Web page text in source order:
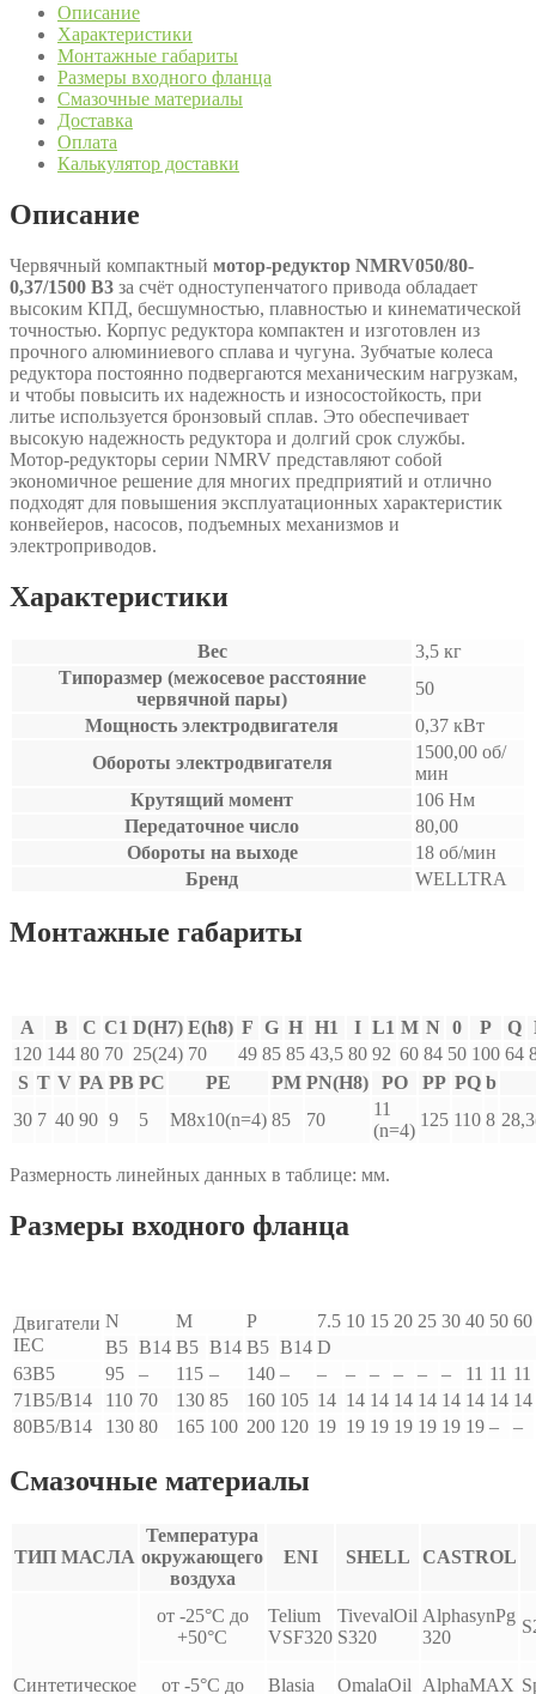
Описание
Характеристики
Монтажные габариты
Размеры входного фланца
Смазочные материалы
Доставка
Оплата
Калькулятор доставки
Описание
Червячный компактный мотор-редуктор NMRV050/80-
0,37/1500 B3 за счёт одноступенчатого привода обладает
высоким КПД, бесшумностью, плавностью и кинематической
точностью. Корпус редуктора компактен и изготовлен из
прочного алюминиевого сплава и чугуна. Зубчатые колеса
редуктора постоянно подвергаются механическим нагрузкам,
и чтобы повысить их надежность и износостойкость, при
литье используется бронзовый сплав. Это обеспечивает
высокую надежность редуктора и долгий срок службы.
Мотор-редукторы серии NMRV представляют собой
экономичное решение для многих предприятий и отлично
подходят для повышения эксплуатационных характеристик
конвейеров, насосов, подъемных механизмов и
электроприводов.
Характеристики
Вес
3,5 кг
Типоразмер (межосевое расстояние
червячной пары)
50
Мощность электродвигателя
0,37 кВт
Обороты электродвигателя
1500,00 об/
мин
Крутящий момент
106 Нм
Передаточное число
80,00
Обороты на выходе
18 об/мин
Бренд
WELLTRA
Монтажные габариты
A B C C1 D(H7) E(h8) F G H H1 I L1 M N 0 P Q
120 144 80 70 25(24) 70 49 85 85 43,5 80 92 60 84 50 100 64
S T V PA PB PC PE PM PN(H8) PO PP PQ b
30 7 40 90 9 5 M8x10(n=4) 85 70
11
(n=4)
125 110 8
Размерность линейных данных в таблице: мм.
Размеры входного фланца
Двигатели
IEC
N M P 7.5 10 15 20 25 30 40 50 60
B5 B14 B5 B14 B5 B14 D
63B5
95 – 115 – 140 – – – – – – – 11 11 11
71B5/B14
110 70 130 85 160 105 14 14 14 14 14 14 14 14 14
80B5/B14
130 80 165 100 200 120 19 19 19 19 19 19 19 – –
Смазочные материалы
ТИП МАСЛА
Температура
окружающего
воздуха
ENI SHELL CASTROL
Синтетическое
от -25°С до
+50°С
Telium
VSF320
TivevalOil
S320
AlphasynPg
320
от -5°С до Blasia OmalaOil AlphaMAX